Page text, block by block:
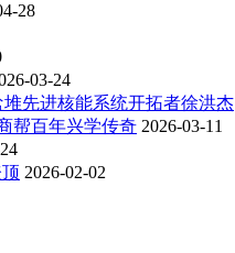
28
03-24
先进核能系统开拓者徐洪杰
帮百年兴学传奇 2026-03-11
2026-02-02